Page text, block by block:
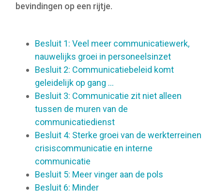
bevindingen op een rijtje.
Besluit 1: Veel meer communicatiewerk,
nauwelijks groei in personeelsinzet
Besluit 2: Communicatiebeleid komt
geleidelijk op gang ...
Besluit 3: Communicatie zit niet alleen
tussen de muren van de
communicatiedienst
Besluit 4: Sterke groei van de werkterreinen
crisiscommunicatie en interne
communicatie
Besluit 5: Meer vinger aan de pols
Besluit 6: Minder